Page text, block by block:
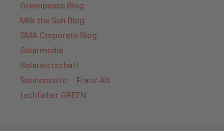
Greenpeace Blog
Milk the Sun Blog
SMA Corporate Blog
Solarmedia
Solarwirtschaft
Sonnenseite – Franz Alt
techfieber GREEN